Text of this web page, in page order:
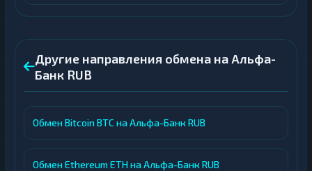
Другие направления обмена на Альфа-
Банк RUB
Обмен Bitcoin BTC на Альфа-Банк RUB
Обмен Ethereum ETH на Альфа-Банк RUB